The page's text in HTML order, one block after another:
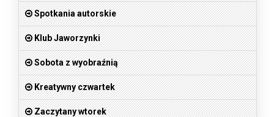
Spotkania autorskie
Klub Jaworzynki
Sobota z wyobraźnią
Kreatywny czwartek
Zaczytany wtorek